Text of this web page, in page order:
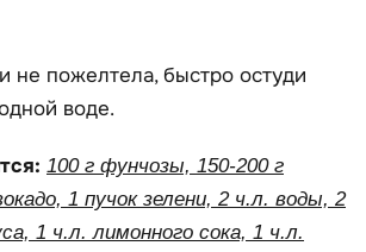
не пожелтела, быстро остуди
воде.
100 г фунчозы, 150-200 г
1 пучок зелени, 2 ч.л. воды, 2
1 ч.л. лимонного сока, 1 ч.л.